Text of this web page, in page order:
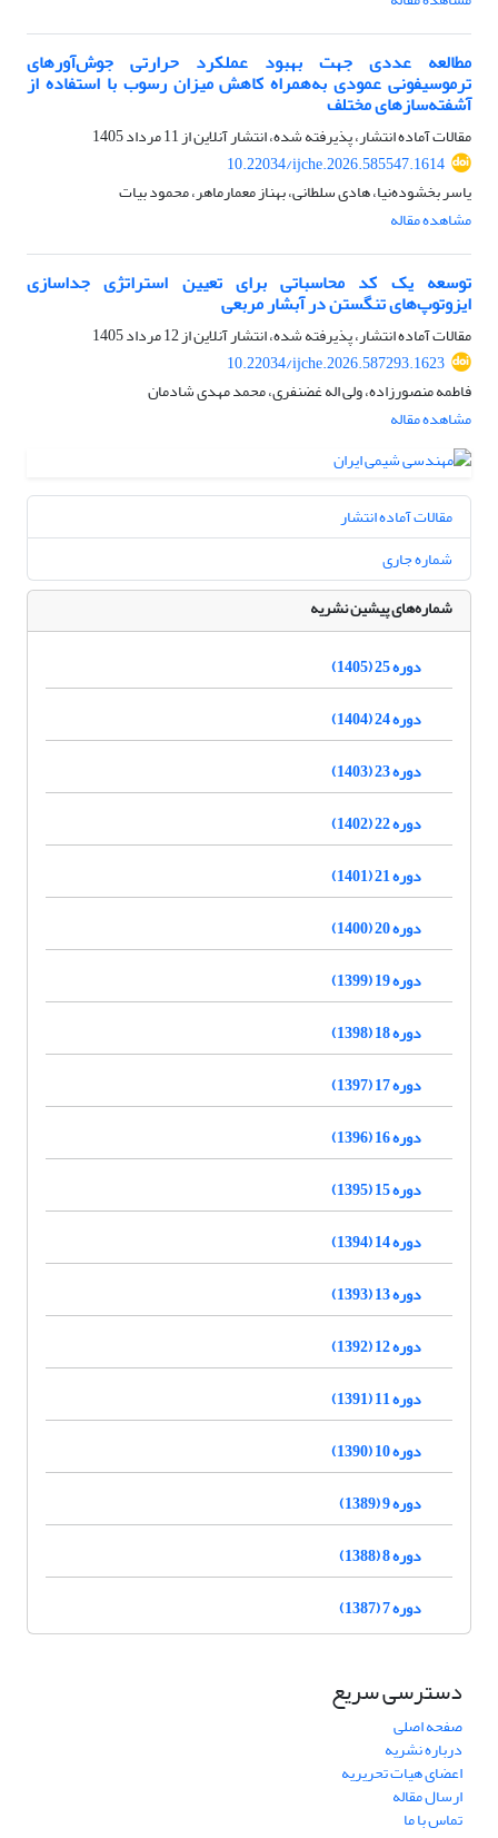
مطالعه عددی جهت بهبود عملکرد حرارتی جوش‌آورهای
ترموسیفونی عمودی به‌همراه کاهش میزان رسوب با استفاده از
آشفته‌سازهای مختلف
مقالات آماده انتشار، پذیرفته شده، انتشار آنلاین از11 مرداد 1405
10.22034/ijche.2026.585547.1614
یاسر بخشوده‌نیا، هادی سلطانی، بهناز معمارماهر، محمود بیات
مشاهده مقاله
توسعه یک کد محاسباتی برای تعیین استراتژی جداسازی
ایزوتوپ‌های تنگستن در آبشار مربعی
مقالات آماده انتشار، پذیرفته شده، انتشار آنلاین از12 مرداد 1405
10.22034/ijche.2026.587293.1623
فاطمه منصورزاده، ولی اله غضنفری، محمد مهدی شادمان
مشاهده مقاله
مقالات آماده انتشار
شماره جاری
شماره‌های پیشین نشریه
دوره 25 (1405)
دوره 24 (1404)
دوره 23 (1403)
دوره 22 (1402)
دوره 21 (1401)
دوره 20 (1400)
دوره 19 (1399)
دوره 18 (1398)
دوره 17 (1397)
دوره 16 (1396)
دوره 15 (1395)
دوره 14 (1394)
دوره 13 (1393)
دوره 12 (1392)
دوره 11 (1391)
دوره 10 (1390)
دوره 9 (1389)
دوره 8 (1388)
دوره 7 (1387)
دسترسی سریع
صفحه اصلی
درباره نشریه
اعضای هیات تحریریه
ارسال مقاله
تماس با ما